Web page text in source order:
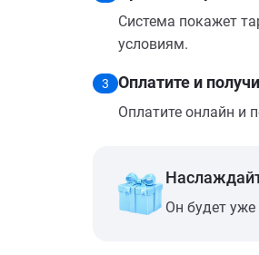
Система покажет
условиям.
3 Оплатите и
Оплатите онлайн и
Он будет